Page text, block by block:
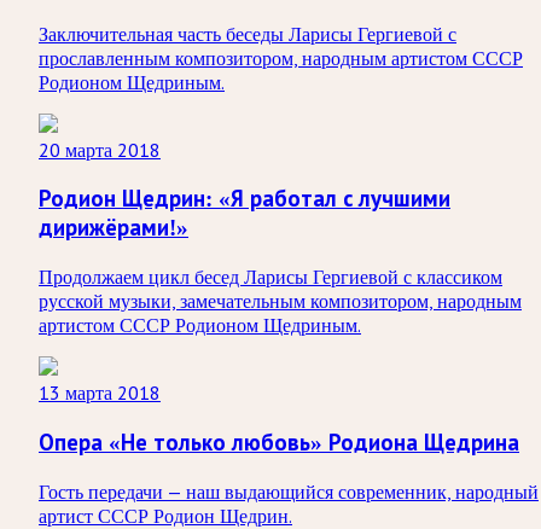
Заключительная часть беседы Ларисы Гергиевой с
прославленным композитором, народным артистом СССР
Родионом Щедриным.
20 марта 2018
Родион Щедрин: «Я работал с лучшими
дирижёрами!»
Продолжаем цикл бесед Ларисы Гергиевой с классиком
русской музыки, замечательным композитором, народным
артистом СССР Родионом Щедриным.
13 марта 2018
Опера «Не только любовь» Родиона Щедрина
Гость передачи — наш выдающийся современник, народный
артист СССР Родион Щедрин.